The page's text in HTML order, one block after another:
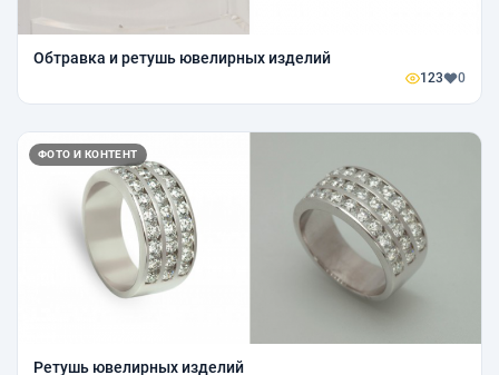
Обтравка и ретушь ювелирных изделий
123 0
ФОТО И КОНТЕНТ
Ретушь ювелирных изделий